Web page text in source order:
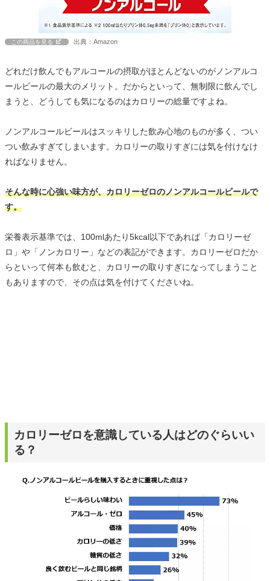
この商品を見る 出典：Amazon
どれだけ飲んでもアルコールの摂取がほとんどないのがノンアルコ
ールビールの最大のメリット。だからといって、無制限に飲んでし
まうと、どうしても気になるのはカロリーの総量ですよね。
ノンアルコールビールはスッキリした飲み心地のものが多く、つい
つい飲みすぎてしまいます。カロリーの取りすぎには気を付けなけ
ればなりません。
そんな時に心強い味方が、カロリーゼロのノンアルコールビールで
す。
栄養表示基準では、100mlあたり5kcal以下であれば「カロリーゼ
ロ」や「ノンカロリー」などの表記ができます。カロリーゼロだか
らといって何本も飲むと、カロリーの取りすぎになってしまうこと
もありますので、その点は気を付けてくださいね。
カロリーゼロを意識している人はどのぐらいい
る？